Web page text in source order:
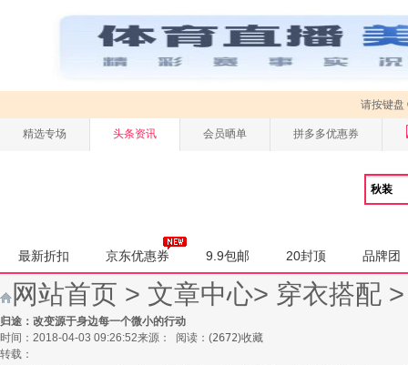
请按键盘
精选专场 头条资讯 会员晒单 拼多多优惠券
最新折扣 京东优惠券 9.9包邮 20封顶 品牌团
网站首页 > 文章中心> 穿衣搭配
归途：改变源于身边每一个微小的行动
时间：2018-04-03 09:26:52来源： 阅读： (2672)收藏
转载：